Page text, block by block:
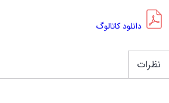
دانلود کاتالوگ
نظرات